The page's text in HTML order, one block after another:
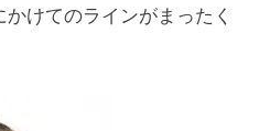
けてのラインがまったく